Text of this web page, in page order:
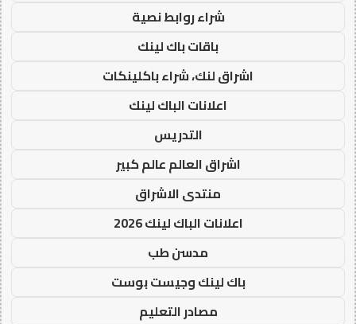
شراء روابط نصية
باقات باك لينك
اشراق لنك، شراء باكلينكات
اعلانات الباك لينك
التدريس
اشراق العالم عالم كبير
منتدى الاشراق
اعلانات الباك لينك 2026
مدسن طب
باك لينك وجيست بوست
مصادر التعليم